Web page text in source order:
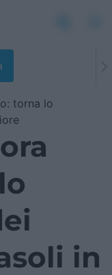
torna lo
in